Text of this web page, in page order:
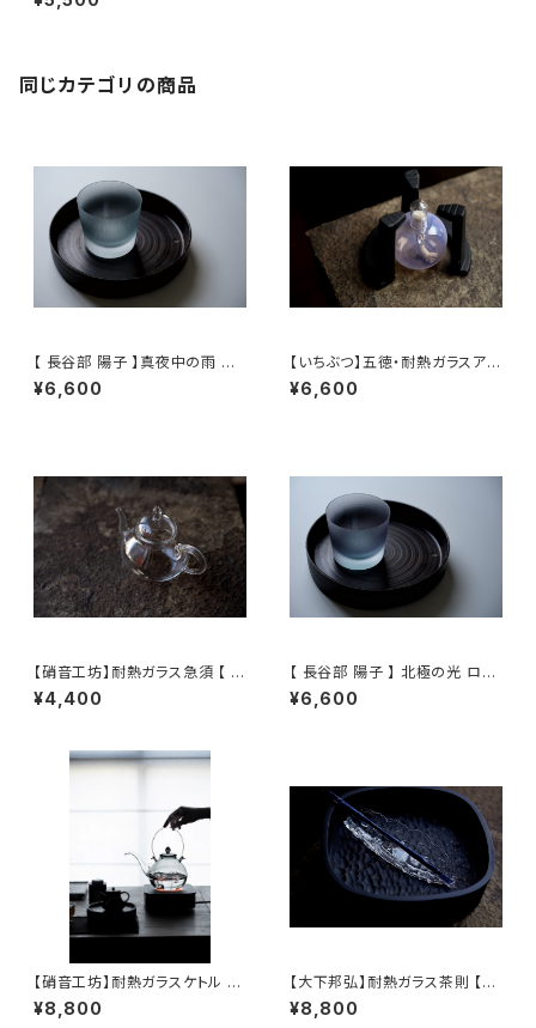
同じカテゴリの商品
【 長谷部 陽子 】真夜中の雨 ロ
ックグラス / 【 Yoko Hasebe
】Whisky Tumbler
¥6,600
【いちぶつ】五徳・耐熱ガラスアル
コールランプ 一式 /【 ichibutu
】Trivet & Heat-resistant Gl
¥6,600
【硝音工坊】耐熱ガラス急須 【 S
hione Studio】Borosilicate
glass teapot
¥4,400
【 長谷部 陽子 】 北極の光 ロッ
クグラス / 【 Yoko Hasebe 】
Whisky Tumbler
¥6,600
【硝音工坊】耐熱ガラスケトル 【
Shione Studio】Heat-resist
ant Glass Kettle
¥8,800
【大下邦弘】耐熱ガラス茶則 【O
shitaKunihiro】Tea Scoop
¥8,800